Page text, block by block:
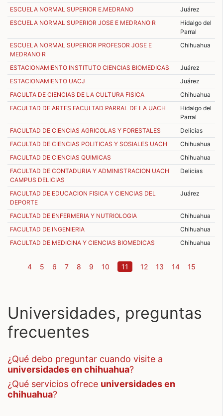
ESCUELA NORMAL SUPERIOR E.MEDRANO
Juárez
ESCUELA NORMAL SUPERIOR JOSE E MEDRANO R
Hidalgo del
Parral
ESCUELA NORMAL SUPERIOR PROFESOR JOSE E
MEDRANO R
Chihuahua
ESTACIONAMIENTO INSTITUTO CIENCIAS BIOMEDICAS
Juárez
ESTACIONAMIENTO UACJ
Juárez
FACULTA DE CIENCIAS DE LA CULTURA FISICA
Chihuahua
FACULTAD DE ARTES FACULTAD PARRAL DE LA UACH
Hidalgo del
Parral
FACULTAD DE CIENCIAS AGRICOLAS Y FORESTALES
Delicias
FACULTAD DE CIENCIAS POLITICAS Y SOSIALES UACH
Chihuahua
FACULTAD DE CIENCIAS QUIMICAS
Chihuahua
FACULTAD DE CONTADURIA Y ADMINISTRACION UACH
CAMPUS DELICIAS
Delicias
FACULTAD DE EDUCACION FISICA Y CIENCIAS DEL
DEPORTE
Juárez
FACULTAD DE ENFERMERIA Y NUTRIOLOGIA
Chihuahua
FACULTAD DE INGENIERIA
Chihuahua
FACULTAD DE MEDICINA Y CIENCIAS BIOMEDICAS
Chihuahua
4 5 6 7 8 9 10 11 (current)
12 13 14 15
Universidades, preguntas
frecuentes
¿qué debo preguntar cuando visite a
universidades en chihuahua?
¿qué servicios ofrece universidades en
chihuahua?